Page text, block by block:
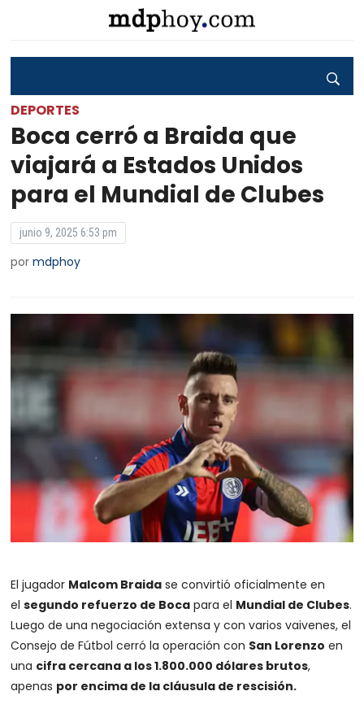
DEPORTES
Boca cerró a Braida que
viajará a Estados Unidos
para el Mundial de Clubes
junio 9, 2025 6:53 pm
pormdphoy
El jugador Malcom Braida se convirtió oficialmente en
elsegundo refuerzo de Boca para el Mundial de Clubes.
Luego de una negociación extensa y con varios vaivenes, el
Consejo de Fútbol cerró la operación con San Lorenzo en
una cifra cercana a los 1.800.000 dólares brutos,
apenas por encima de la cláusula de rescisión.